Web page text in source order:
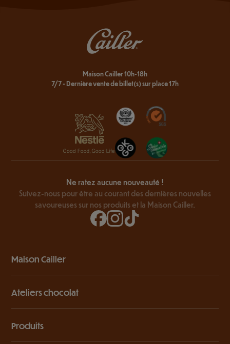
Maison Cailler 10h-18h
7/7 - Dernière vente de billet(s) sur place 17h
Ne ratez aucune nouveauté !
Suivez-nous pour être au courant des dernières nouvelles
savoureuses sur nos produits et la Maison Cailler.
Maison Cailler
Ateliers chocolat
Produits